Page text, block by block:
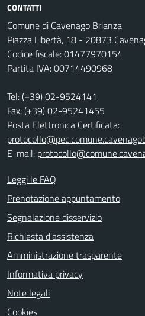
CONTATTI
Comune di Cavenago Brianza
Piazza Libertà, 18 - 20873
Codice fiscale: 01477970154
Partita IVA: 00714490968
Tel:(+39) 02-9524141
Fax: (+39) 02-95241455
Posta Elettronica Certificata:
E-mail:
Leggi le FAQ
Prenotazione appuntamento
Segnalazione disservizio
Richiesta d'assistenza
Amministrazione trasparente
Informativa privacy
Note legali
Cookies